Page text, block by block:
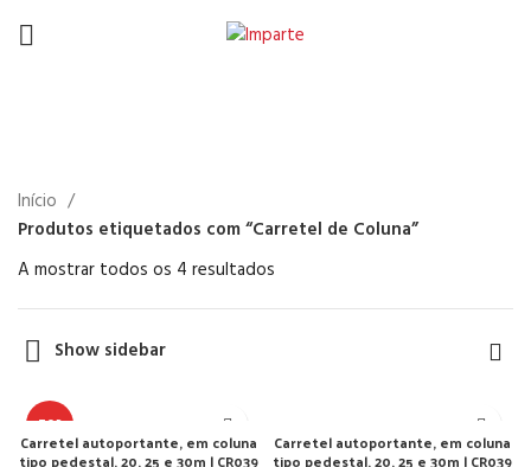
Início
Produtos etiquetados com “Carretel de Coluna”
A mostrar todos os 4 resultados
Show sidebar
TOP
Carretel autoportante, em coluna
tipo pedestal, 20, 25 e 30m | CR039
Carretel autoportante, em coluna
tipo pedestal, 20, 25 e 30m | CR039